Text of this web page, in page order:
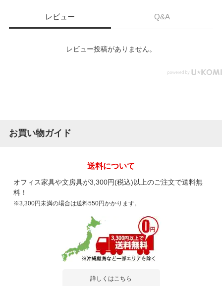
レビュー Q&A
レビュー投稿がありません。
お買い物ガイド
送料について
オフィス家具や文房具が3,300円(税込)以上のご注文で送料無
料！
※3,300円未満の場合は送料550円かかります。
詳しくはこちら